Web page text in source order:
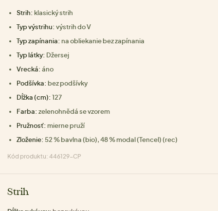
Strih: klasický strih
Typ výstrihu: výstrih do V
Typ zapínania: na obliekanie bez zapínania
Typ látky: Džersej
Vrecká: áno
Podšívka: bez podšívky
Dĺžka (cm): 127
Farba: zelenohnědá se vzorem
Pružnosť: mierne pruží
Zloženie: 52 % bavlna (bio), 48 % modal (Tencel) (rec)
Kód produktu: 446129-CP
Strih